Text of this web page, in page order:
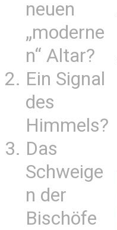
neuen
„moderne
n“ Altar?
Ein Signal
des
Himmels?
Das
Schweige
n der
Bischöfe